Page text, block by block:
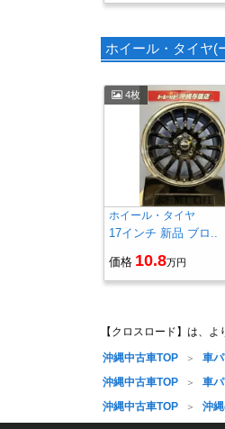
ホイール・タイヤ(
4枚
ホイール・タイヤ
17インチ 新品 ブロ..
価格 10.8万円
【クロスロード】は、
沖縄中古車TOP 車
沖縄中古車TOP 車
沖縄中古車TOP 沖